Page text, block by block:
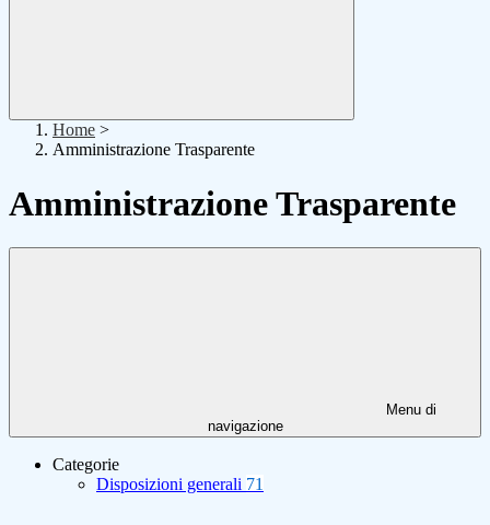
Home >
Amministrazione Trasparente
Amministrazione Trasparente
Menu di
navigazione
Categorie
Disposizioni generali 71